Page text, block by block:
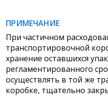
ПРИМЕЧАНИЕ
При частичном
транспортировочной
хранение оставшихся
регламентированного
осуществлять в той же
коробке, тщательно